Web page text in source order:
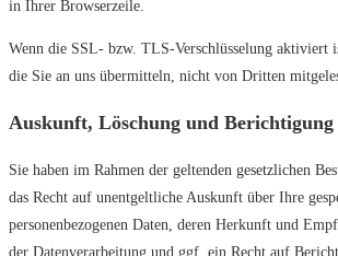
in Ihrer Browserzeile.
Wenn die SSL- bzw. TLS-Verschlüsselung aktiviert
die Sie an uns übermitteln, nicht von Dritten
Auskunft, Löschung und Berichtigung
Sie haben im Rahmen der geltenden gesetzlichen
das Recht auf unentgeltliche Auskunft über Ihre
personenbezogenen Daten, deren Herkunft und
der Datenverarbeitung und ggf. ein Recht auf